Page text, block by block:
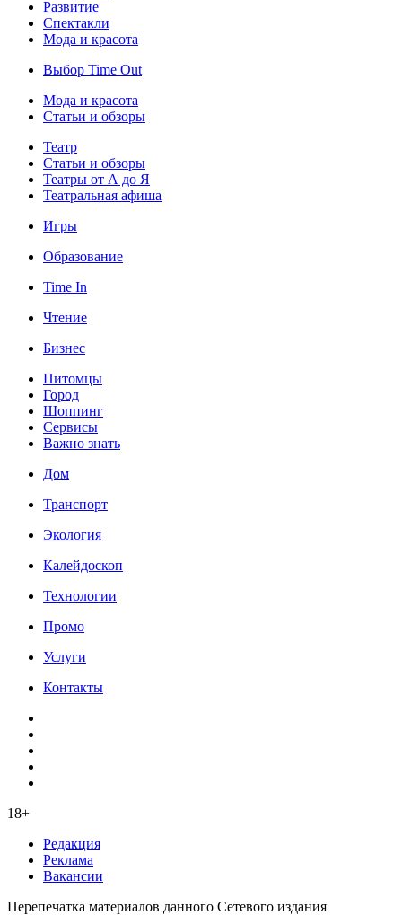
Развитие
Спектакли
Мода и красота
Выбор Time Out
Мода и красота
Статьи и обзоры
Театр
Статьи и обзоры
Театры от А до Я
Театральная афиша
Игры
Образование
Time In
Чтение
Бизнес
Питомцы
Город
Шоппинг
Сервисы
Важно знать
Дом
Транспорт
Экология
Калейдоскоп
Технологии
Промо
Услуги
Контакты
18+
Редакция
Реклама
Вакансии
Перепечатка материалов данного Сетевого издания